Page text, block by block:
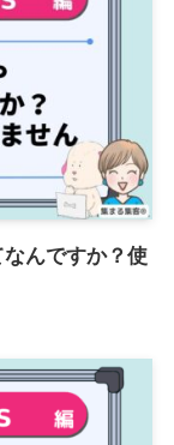
なんですか？使